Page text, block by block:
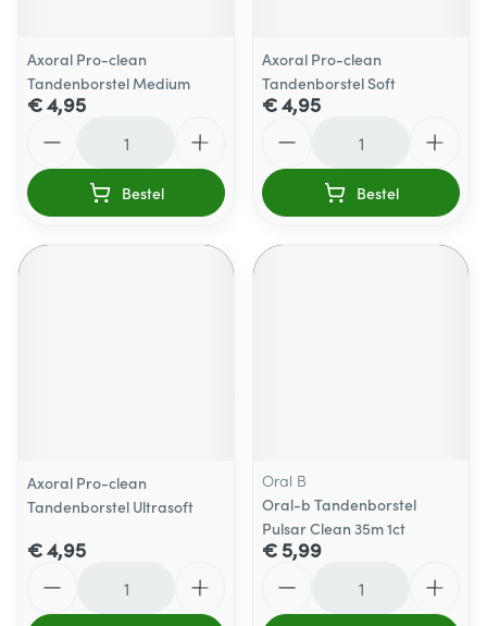
Axoral Pro-clean
Tandenborstel Medium
€ 4,95
Bestel
Axoral Pro-clean
Tandenborstel Soft
€ 4,95
Bestel
Axoral Pro-clean
Tandenborstel Ultrasoft
€ 4,95
Oral B
Oral-b Tandenborstel
Pulsar Clean 35m 1ct
€ 5,99